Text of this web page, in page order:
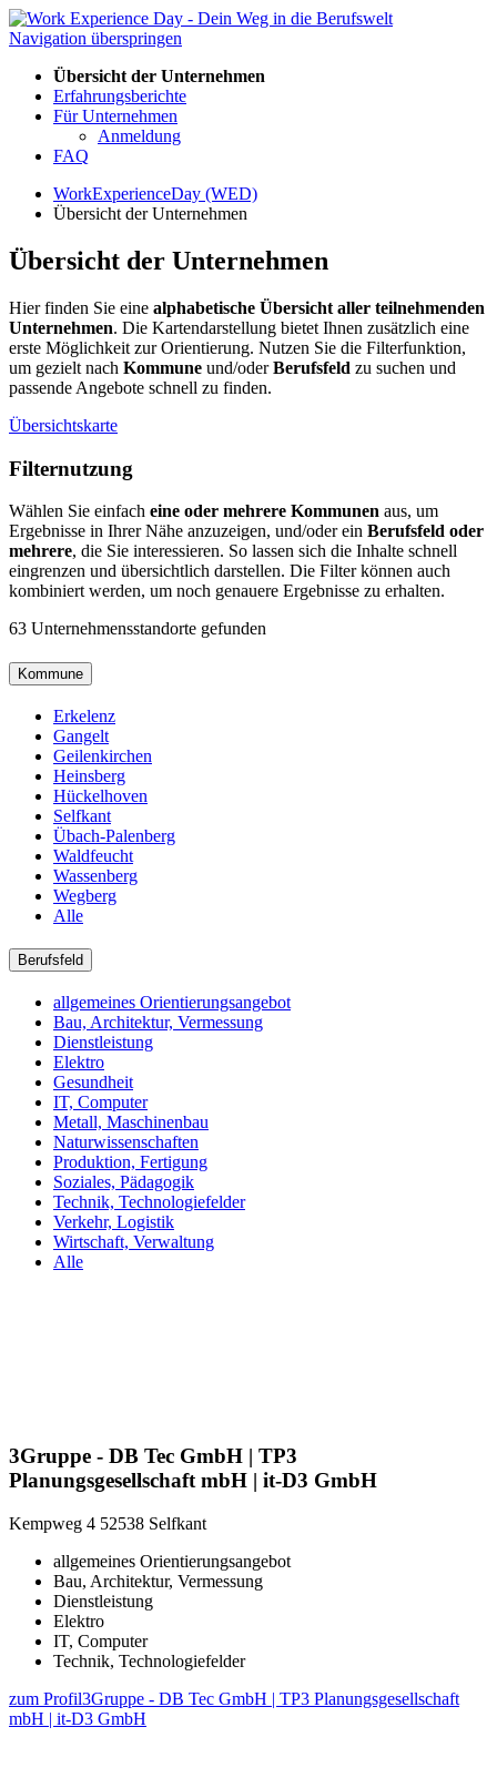
Navigation überspringen
Übersicht der Unternehmen
Erfahrungsberichte
Für Unternehmen
Anmeldung
FAQ
WorkExperienceDay (WED)
Übersicht der Unternehmen
Übersicht der Unternehmen
Hier finden Sie eine alphabetische Übersicht aller teilnehmenden
Unternehmen. Die Kartendarstellung bietet Ihnen zusätzlich eine
erste Möglichkeit zur Orientierung. Nutzen Sie die Filterfunktion,
um gezielt nach Kommune und/oderBerufsfeld zu suchen und
passende Angebote schnell zu finden.
Übersichtskarte
Filternutzung
Wählen Sie einfach eine oder mehrere Kommunen aus, um
Ergebnisse in Ihrer Nähe anzuzeigen, und/oder ein Berufsfeld oder
mehrere, die Sie interessieren. So lassen sich die Inhalte schnell
eingrenzen und übersichtlich darstellen. Die Filter können auch
kombiniert werden, um noch genauere Ergebnisse zu erhalten.
63 Unternehmensstandorte gefunden
Kommune
Erkelenz
Gangelt
Geilenkirchen
Heinsberg
Hückelhoven
Selfkant
Übach-Palenberg
Waldfeucht
Wassenberg
Wegberg
Alle
Berufsfeld
allgemeines Orientierungsangebot
Bau, Architektur, Vermessung
Dienstleistung
Elektro
Gesundheit
IT, Computer
Metall, Maschinenbau
Naturwissenschaften
Produktion, Fertigung
Soziales, Pädagogik
Technik, Technologiefelder
Verkehr, Logistik
Wirtschaft, Verwaltung
Alle
3Gruppe - DB Tec GmbH | TP3
Planungsgesellschaft mbH | it-D3 GmbH
Kempweg 4 52538 Selfkant
allgemeines Orientierungsangebot
Bau, Architektur, Vermessung
Dienstleistung
Elektro
IT, Computer
Technik, Technologiefelder
zum Profil3Gruppe - DB Tec GmbH | TP3 Planungsgesellschaft
mbH | it-D3 GmbH